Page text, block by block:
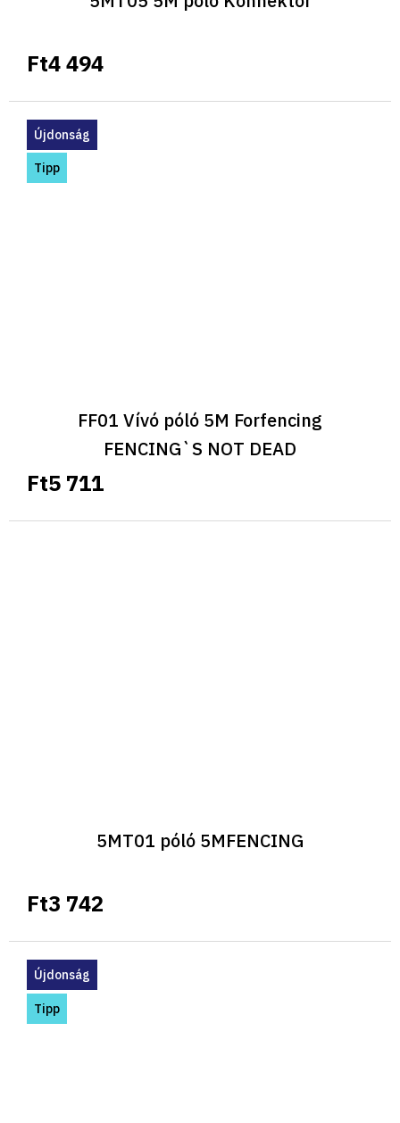
Ft4 494
Újdonság
Tipp
FF01 Vívó póló 5M Forfencing
FENCING`S NOT DEAD
Ft5 711
5MT01 póló 5MFENCING
Ft3 742
Újdonság
Tipp